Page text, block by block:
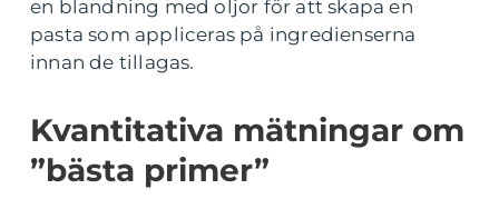
en blandning med oljor för att skapa en
pasta som appliceras på ingredienserna
innan de tillagas.
Kvantitativa mätningar om
”bästa primer”